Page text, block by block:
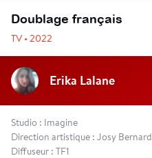
Doublage français
TV • 2022
Erika Lalane
Studio : Imagine
Direction artistique : Josy Bernard
Diffuseur : TF1